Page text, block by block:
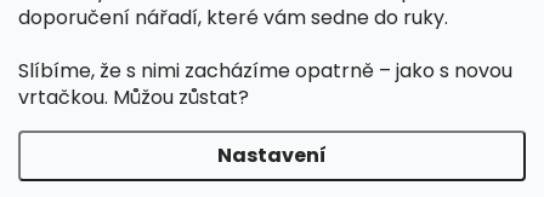
doporučení nářadí, které vám sedne do ruky.
Slíbíme, že s nimi zacházíme opatrně – jako s novou
vrtačkou. Můžou zůstat?
Nastavení
Po-Čt / 8:00 - 15:00
Polední přestávka /11:00 - 11:30
Copyright 2026Jipos.cz. Všechna práva vyhrazena.Upravit nastavení